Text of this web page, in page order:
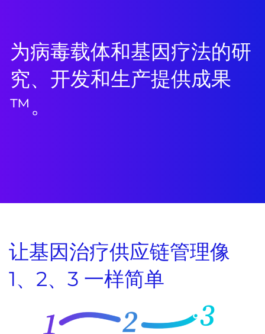
为病毒载体和基因疗法的研
究、开发和生产提供成果
™。
让基因治疗供应链管理像
1、2、3 一样简单